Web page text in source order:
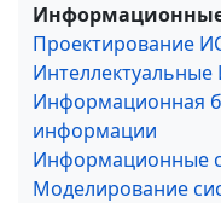
Проектирование
Интеллектуальные
Информационная
информации
Информационные
Моделирование